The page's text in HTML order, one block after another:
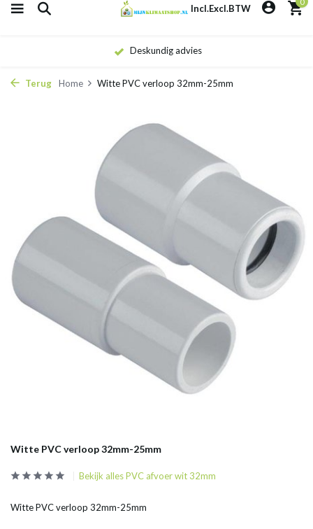
Incl.Excl.BTW
Deskundig advies
Terug Home Witte PVC verloop 32mm-25mm
Witte PVC verloop 32mm-25mm
Bekijk alles PVC afvoer wit 32mm
Witte PVC verloop 32mm-25mm